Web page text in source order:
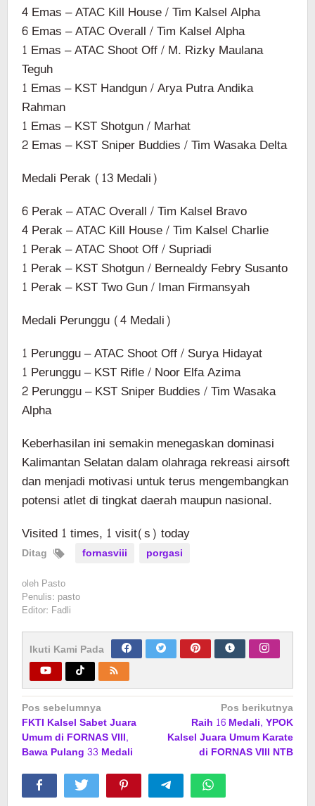
4 Emas – ATAC Kill House / Tim Kalsel Alpha
6 Emas – ATAC Overall / Tim Kalsel Alpha
1 Emas – ATAC Shoot Off / M. Rizky Maulana
Teguh
1 Emas – KST Handgun / Arya Putra Andika
Rahman
1 Emas – KST Shotgun / Marhat
2 Emas – KST Sniper Buddies / Tim Wasaka Delta
Medali Perak (13 Medali)
6 Perak – ATAC Overall / Tim Kalsel Bravo
4 Perak – ATAC Kill House / Tim Kalsel Charlie
1 Perak – ATAC Shoot Off / Supriadi
1 Perak – KST Shotgun / Bernealdy Febry Susanto
1 Perak – KST Two Gun / Iman Firmansyah
Medali Perunggu (4 Medali)
1 Perunggu – ATAC Shoot Off / Surya Hidayat
1 Perunggu – KST Rifle / Noor Elfa Azima
2 Perunggu – KST Sniper Buddies / Tim Wasaka
Alpha
Keberhasilan ini semakin menegaskan dominasi
Kalimantan Selatan dalam olahraga rekreasi airsoft
dan menjadi motivasi untuk terus mengembangkan
potensi atlet di tingkat daerah maupun nasional.
Visited 1 times, 1 visit(s) today
Ditag fornasviii porgasi
oleh Pasto
Penulis: pasto
Editor: Fadli
Ikuti Kami Pada
Navigasi
pos
Pos sebelumnya
FKTI Kalsel Sabet Juara
Umum di FORNAS VIII,
Bawa Pulang 33 Medali
Pos berikutnya
Raih 16 Medali, YPOK
Kalsel Juara Umum Karate
di FORNAS VIII NTB